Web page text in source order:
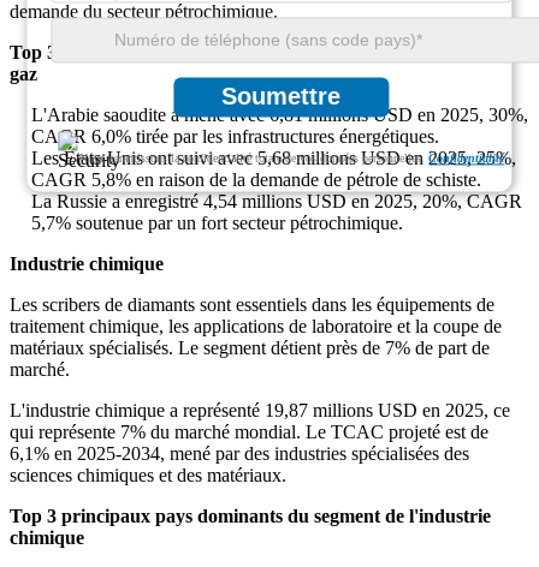
Soumettre
Nous garantissons la confidentialité totale de vos données personnelles.Confidentialité
demande du secteur pétrochimique.
Top 3 principaux pays dominants du segment du pétrole et du
gaz
L'Arabie saoudite a mené avec 6,81 millions USD en 2025, 30%,
CAGR 6,0% tirée par les infrastructures énergétiques.
Les États-Unis ont suivi avec 5,68 millions USD en 2025, 25%,
CAGR 5,8% en raison de la demande de pétrole de schiste.
La Russie a enregistré 4,54 millions USD en 2025, 20%, CAGR
5,7% soutenue par un fort secteur pétrochimique.
Industrie chimique
Les scribers de diamants sont essentiels dans les équipements de
traitement chimique, les applications de laboratoire et la coupe de
matériaux spécialisés. Le segment détient près de 7% de part de
marché.
L'industrie chimique a représenté 19,87 millions USD en 2025, ce
qui représente 7% du marché mondial. Le TCAC projeté est de
6,1% en 2025-2034, mené par des industries spécialisées des
sciences chimiques et des matériaux.
Top 3 principaux pays dominants du segment de l'industrie
chimique